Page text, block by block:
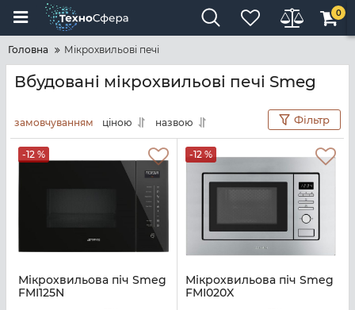
0
Головна Мікрохвильові печі
Вбудовані мікрохвильові печі Smeg
замовчуванням ціною назвою Фільтр
-12 %
Мікрохвильова піч Smeg
FMI125N
-12 %
Мікрохвильова піч Smeg
FMI020X